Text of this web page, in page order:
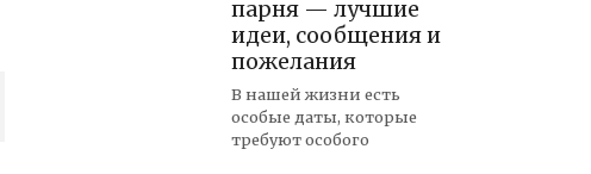
парня — лучшие
идеи, сообщения и
пожелания
В нашей жизни есть
особые даты, которые
требуют особого